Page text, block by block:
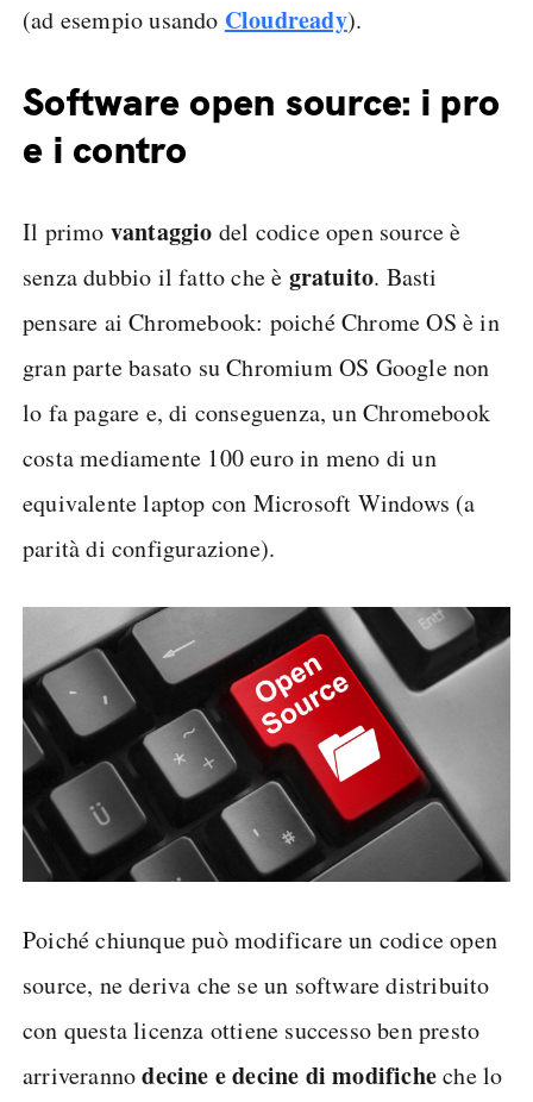
(ad esempio usando Cloudready).
Software open source: i pro
e i contro
Il primo vantaggio del codice open source è
senza dubbio il fatto che è gratuito. Basti
pensare ai Chromebook: poiché Chrome OS è in
gran parte basato su Chromium OS Google non
lo fa pagare e, di conseguenza, un Chromebook
costa mediamente 100 euro in meno di un
equivalente laptop con Microsoft Windows (a
parità di configurazione).
Poiché chiunque può modificare un codice open
source, ne deriva che se un software distribuito
con questa licenza ottiene successo ben presto
arriverannodecine e decine di modificheche lo